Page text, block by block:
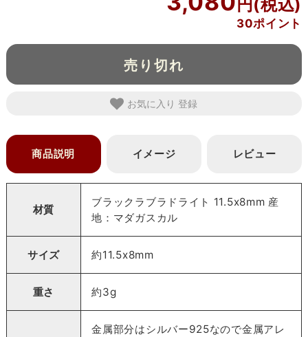
30ポイント
売り切れ
お気に入り
商品説明 イメージ レビュー
材質
ブラックラブラドライト 11.5x8mm 産
地：マダガスカル
サイズ 約11.5x8mm
重さ 約3g
金属部分はシルバー925なので金属アレ